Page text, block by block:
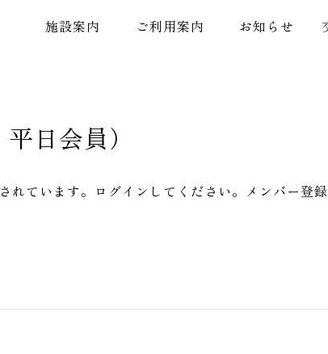
施設案内 ご利用案内 お知らせ
日会員）
れています。ログインしてください。メンバー登